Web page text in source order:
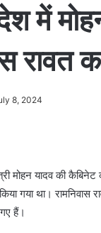
में
8, 2024
मोहन यादव की कैबिनेट
गया था।
हैं।